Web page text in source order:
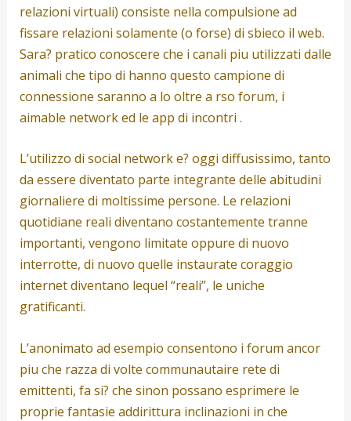
relazioni virtuali) consiste nella compulsione ad
fissare relazioni solamente (o forse) di sbieco il web.
Sara? pratico conoscere che i canali piu utilizzati dalle
animali che tipo di hanno questo campione di
connessione saranno a lo oltre a rso forum, i
aimable network ed le app di incontri .
L’utilizzo di social network e? oggi diffusissimo, tanto
da essere diventato parte integrante delle abitudini
giornaliere di moltissime persone. Le relazioni
quotidiane reali diventano costantemente tranne
importanti, vengono limitate oppure di nuovo
interrotte, di nuovo quelle instaurate coraggio
internet diventano lequel “reali”, le uniche
gratificanti.
L’anonimato ad esempio consentono i forum ancor
piu che razza di volte communautaire rete di
emittenti, fa si? che sinon possano esprimere le
proprie fantasie addirittura inclinazioni in che